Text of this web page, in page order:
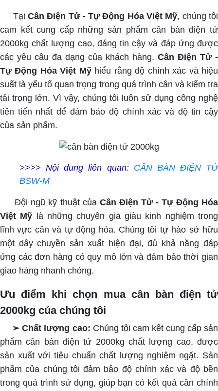
Tại Cân Điện Tử - Tự Động Hóa Việt Mỹ, chúng tôi
cam kết cung cấp những sản phẩm cân bàn điện tử
2000kg chất lượng cao, đáng tin cậy và đáp ứng được
các yêu cầu đa dạng của khách hàng. Cân Điện Tử -
Tự Động Hóa Việt Mỹhiểu rằng độ chính xác và hiệu
suất là yếu tố quan trọng trong quá trình cân và kiểm tra
tải trọng lớn. Vì vậy, chúng tôi luôn sử dụng công nghệ
tiên tiến nhất để đảm bảo độ chính xác và độ tin cậy
của sản phẩm.
>>>> Nội dung liên quan: CÂN BÀN ĐIỆN TỬ
BSW-M
Đội ngũ kỹ thuật của Cân Điện Tử - Tự Động Hóa
Việt Mỹ là những chuyên gia giàu kinh nghiệm trong
lĩnh vực cân và tự động hóa. Chúng tôi tự hào sở hữu
một dây chuyền sản xuất hiện đại, đủ khả năng đáp
ứng các đơn hàng có quy mô lớn và đảm bảo thời gian
giao hàng nhanh chóng.
Ưu điểm khi chọn mua cân bàn điện tử
2000kg của chúng tôi
➢ Chất lượng cao: Chúng tôi cam kết cung cấp sản
phẩm cân bàn điện tử 2000kg chất lượng cao, được
sản xuất với tiêu chuẩn chất lượng nghiêm ngặt. Sản
phẩm của chúng tôi đảm bảo độ chính xác và độ bền
trong quá trình sử dụng, giúp bạn có kết quả cân chính